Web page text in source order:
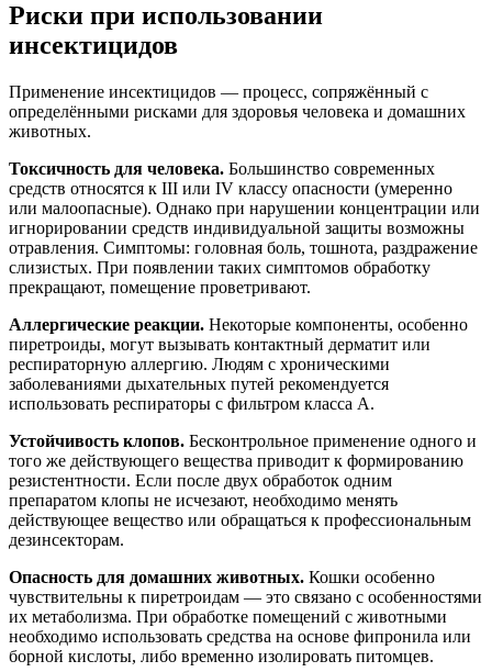
Риски при использовании
инсектицидов
Применение инсектицидов — процесс, сопряжённый с
определёнными рисками для здоровья человека и домашних
животных.
Токсичность для человека. Большинство современных
средств относятся к III или IV классу опасности (умеренно
или малоопасные). Однако при нарушении концентрации или
игнорировании средств индивидуальной защиты возможны
отравления. Симптомы: головная боль, тошнота, раздражение
слизистых. При появлении таких симптомов обработку
прекращают, помещение проветривают.
Аллергические реакции. Некоторые компоненты, особенно
пиретроиды, могут вызывать контактный дерматит или
респираторную аллергию. Людям с хроническими
заболеваниями дыхательных путей рекомендуется
использовать респираторы с фильтром класса А.
Устойчивость клопов. Бесконтрольное применение одного и
того же действующего вещества приводит к формированию
резистентности. Если после двух обработок одним
препаратом клопы не исчезают, необходимо менять
действующее вещество или обращаться к профессиональным
дезинсекторам.
Опасность для домашних животных. Кошки особенно
чувствительны к пиретроидам — это связано с особенностями
их метаболизма. При обработке помещений с животными
необходимо использовать средства на основе фипронила или
борной кислоты, либо временно изолировать питомцев.